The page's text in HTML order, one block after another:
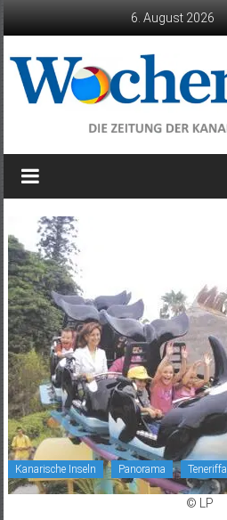
6. August 2026
Wochenblatt
die
Kanarischen
Inseln
Kanarische Inseln Panorama Teneriffa
© LP